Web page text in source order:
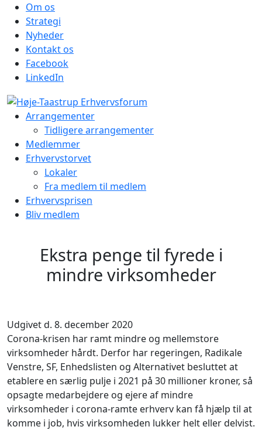
Om os
Strategi
Nyheder
Kontakt os
Facebook
LinkedIn
Arrangementer
Tidligere arrangementer
Medlemmer
Erhvervstorvet
Lokaler
Fra medlem til medlem
Erhvervsprisen
Bliv medlem
Ekstra penge til fyrede i
mindre virksomheder
Udgivet d. 8. december 2020
Corona-krisen har ramt mindre og mellemstore
virksomheder hårdt. Derfor har regeringen, Radikale
Venstre, SF, Enhedslisten og Alternativet besluttet at
etablere en særlig pulje i 2021 på 30 millioner kroner, så
opsagte medarbejdere og ejere af mindre
virksomheder i corona-ramte erhverv kan få hjælp til at
komme i job, hvis virksomheden lukker helt eller delvist.